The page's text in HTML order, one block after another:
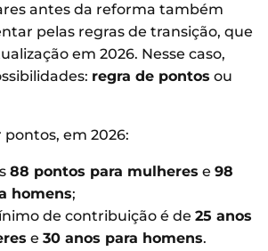
antes da reforma também
pelas regras de transição, que
em 2026. Nesse caso,
regra de pontos ou
em 2026:
88 pontos para mulheres e 98
homens;
de contribuição é de 25 anos
e 30 anos para homens.